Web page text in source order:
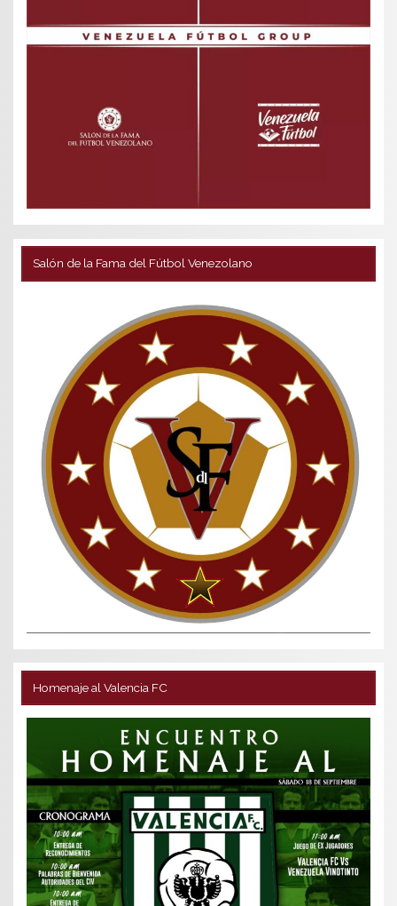
Salón de la Fama del Fútbol Venezolano
Homenaje al Valencia FC